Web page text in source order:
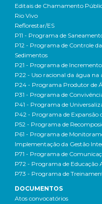
Editais de Chamamento
Rio Vivo
Reflorestar/ES
P11 - Programa de
P12 - Programa de Controle
Sedimentos
P21 - Programa de
P22 - Uso racional da água
P24 - Programa Produtor de
P31 - Programa de
P41 - Programa de
P42 - Programa de Expansão
P52 - Programa de
P61 - Programa de
Implementação da Gestão
P71 - Programa de
P72 - Programa de Educação
P73 - Programa de
DOCUMENTOS
Atos convocatórios